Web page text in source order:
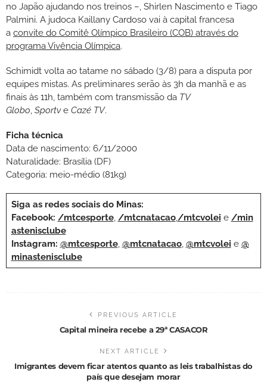
no Japão ajudando nos treinos –, Shirlen Nascimento e Tiago
Palmini. A judoca Kaillany Cardoso vai à capital francesa
a convite do Comitê Olímpico Brasileiro (COB) através do
programa Vivência Olímpica.
Schimidt volta ao tatame no sábado (3/8) para a disputa por
equipes mistas. As preliminares serão às 3h da manhã e as
finais às 11h, também com transmissão da TV
Globo, Sportve Cazé TV.
Ficha técnica
Data de nascimento: 6/11/2000
Naturalidade: Brasília (DF)
Categoria: meio-médio (81kg)
Siga as redes sociais do Minas:
Facebook: /mtcesporte, /mtcnatacao,/mtcvolei e /min
astenisclube
Instagram: @mtcesporte, @mtcnatacao, @mtcvolei e @
minastenisclube
PREVIOUS ARTICLE
Capital mineira recebe a 29ª CASACOR
NEXT ARTICLE
Imigrantes devem ficar atentos quanto as leis trabalhistas do
país que desejam morar